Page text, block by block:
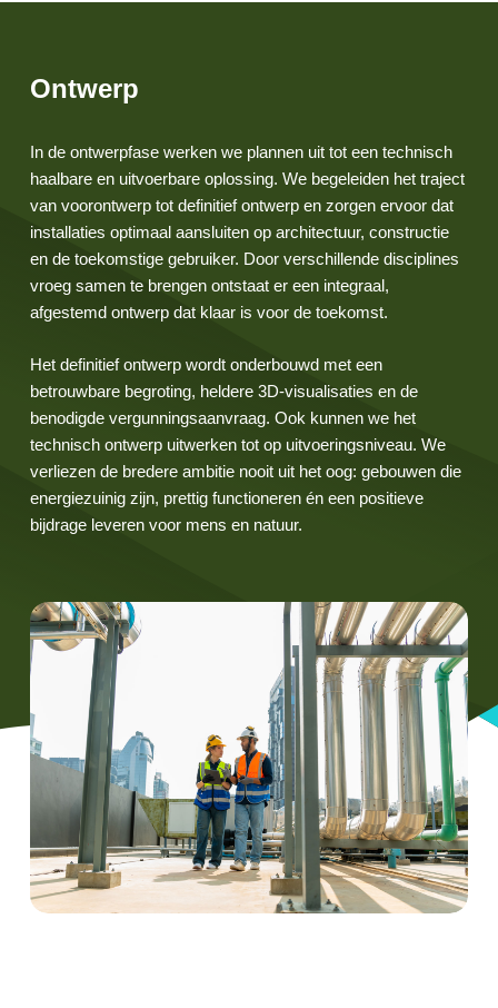
Ontwerp
In de ontwerpfase werken we plannen uit tot een technisch
haalbare en uitvoerbare oplossing. We begeleiden het traject
van voorontwerp tot definitief ontwerp en zorgen ervoor dat
installaties optimaal aansluiten op architectuur, constructie
en de toekomstige gebruiker. Door verschillende disciplines
vroeg samen te brengen ontstaat er een integraal,
afgestemd ontwerp dat klaar is voor de toekomst.
Het definitief ontwerp wordt onderbouwd met een
betrouwbare begroting, heldere 3D-visualisaties en de
benodigde vergunningsaanvraag. Ook kunnen we het
technisch ontwerp uitwerken tot op uitvoeringsniveau. We
verliezen de bredere ambitie nooit uit het oog: gebouwen die
energiezuinig zijn, prettig functioneren én een positieve
bijdrage leveren voor mens en natuur.